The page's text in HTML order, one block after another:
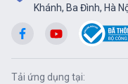
Khánh, Ba Đình, Hà
Tải ứng dụng tại: